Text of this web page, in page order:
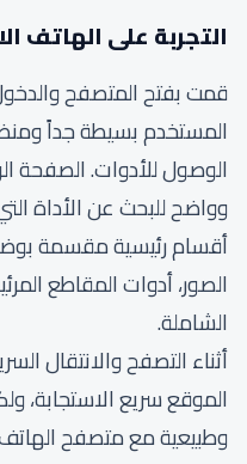
التجربة على الهاتف
قمت بفتح المتصفح
المستخدم بسيطة جداً
الوصول للأدوات. الصفحة
وواضح للبحث عن الأداة
أقسام رئيسية مقسمة
الصور، أدوات المقاطع
الشاملة.
أثناء التصفح والانتقال
الموقع سريع
وطبيعية مع متصفح